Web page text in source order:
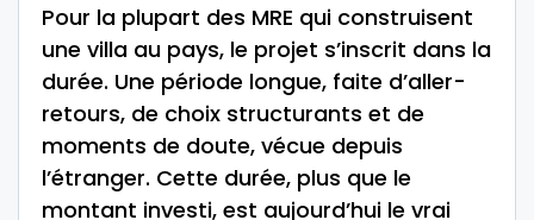
Pour la plupart des MRE qui construisent
une villa au pays, le projet s’inscrit dans la
durée. Une période longue, faite d’aller-
retours, de choix structurants et de
moments de doute, vécue depuis
l’étranger. Cette durée, plus que le
montant investi, est aujourd’hui le vrai